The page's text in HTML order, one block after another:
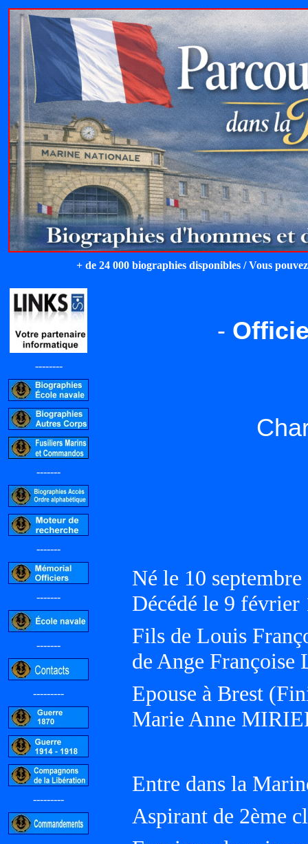
+ de 24 000 biographies disponibles / Vous
--------
-------
-------
-------
-------
---------
---------
-
Né le 10
Décédé le 9
Fils de Louis
de Ange
Epouse à Brest
Marie Anne
Entre dans la
Aspirant de 2ème